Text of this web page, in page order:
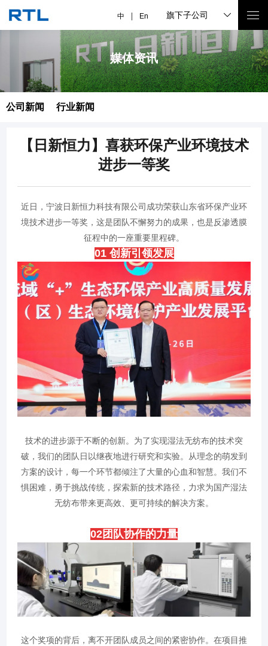
中 En 旗下子公司
媒体资讯
公司新闻 行业新闻
【日新恒力】喜获环保产业环境技术
进步一等奖
近日，宁波日新恒力科技有限公司成功荣获山东省环保产业环
境技术进步一等奖，这是团队不懈努力的成果，也是反渗透膜
征程中的一座重要里程碑。
01 创新引领发展
技术的进步源于不断的创新。为了实现湿法无纺布的技术突
破，我们的团队日以继夜地进行研究和实验。从理念的萌发到
方案的设计，每一个环节都倾注了大量的心血和智慧。我们不
惧困难，勇于挑战传统，探索新的技术路径，力求为国产湿法
无纺布带来更高效、更可持续的解决方案。
02团队协作的力量
这个奖项的背后，离不开团队成员之间的紧密协作。在项目推